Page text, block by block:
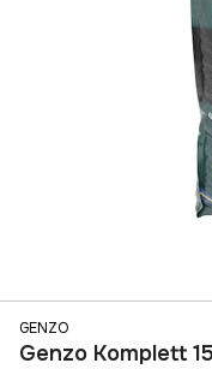
GENZO
Genzo Komplett